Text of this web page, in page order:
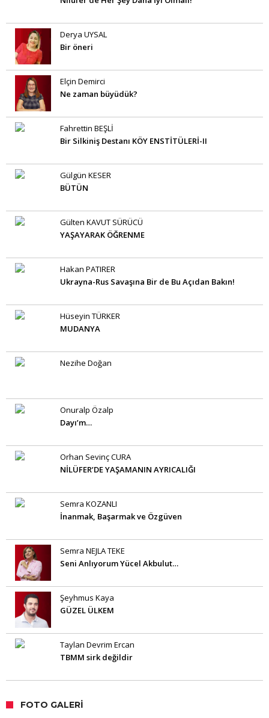
Derya UYSAL
Bir öneri
Elçin Demirci
Ne zaman büyüdük?
Fahrettin BEŞLİ
Bir Silkiniş Destanı KÖY ENSTİTÜLERİ-II
Gülgün KESER
BÜTÜN
Gülten KAVUT SÜRÜCÜ
YAŞAYARAK ÖĞRENME
Hakan PATIRER
Ukrayna-Rus Savaşına Bir de Bu Açıdan Bakın!
Hüseyin TÜRKER
MUDANYA
Nezihe Doğan
Onuralp Özalp
Dayı’m…
Orhan Sevinç CURA
NİLÜFER’DE YAŞAMANIN AYRICALIĞI
Semra KOZANLI
İnanmak, Başarmak ve Özgüven
Semra NEJLA TEKE
Seni Anlıyorum Yücel Akbulut…
Şeyhmus Kaya
GÜZEL ÜLKEM
Taylan Devrim Ercan
TBMM sirk değildir
FOTO GALERI